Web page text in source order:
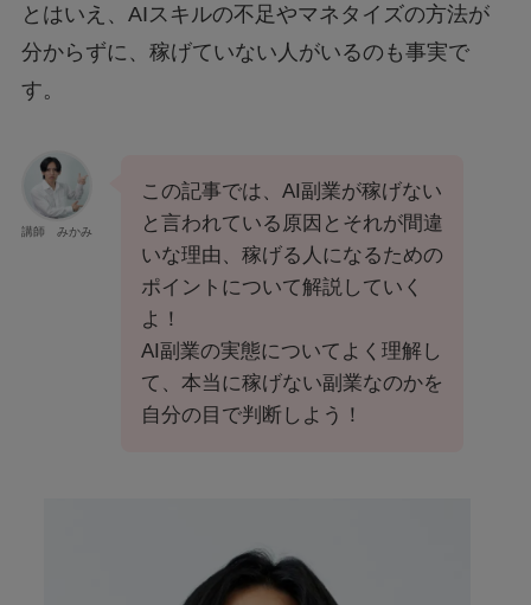
とはいえ、AIスキルの不足やマネタイズの方法が
分からずに、稼げていない人がいるのも事実で
す。
講師 みかみ
この記事では、AI副業が稼げない
と言われている原因とそれが間違
いな理由、稼げる人になるための
ポイントについて解説していく
よ！
AI副業の実態についてよく理解し
て、本当に稼げない副業なのかを
自分の目で判断しよう！